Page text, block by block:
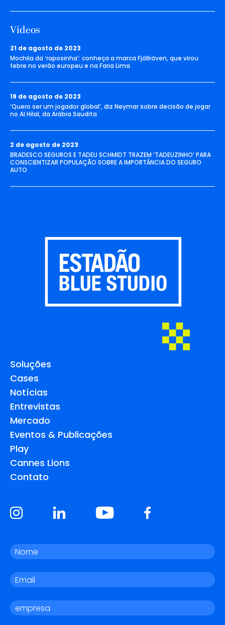
Vídeos
21 de agosto de 2023
Mochila da ‘raposinha’: conheça a marca Fjällräven, que virou
febre no verão europeu e na Faria Lima
19 de agosto de 2023
‘Quero ser um jogador global’, diz Neymar sobre decisão de jogar
no Al Hilal, da Arábia Saudita
2 de agosto de 2023
BRADESCO SEGUROS E TADEU SCHMIDT TRAZEM ‘TADEUZINHO’ PARA
CONSCIENTIZAR POPULAÇÃO SOBRE A IMPORTÂNCIA DO SEGURO
AUTO
Soluções
Cases
Notícias
Entrevistas
Mercado
Eventos & Publicações
Play
Cannes Lions
Contato